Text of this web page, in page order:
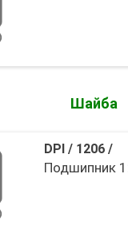
Шайба
DPI/ 1206/
Подшипник